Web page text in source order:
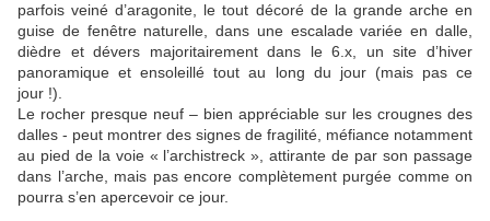
parfois veiné d’aragonite, le tout décoré de la grande arche en
guise de fenêtre naturelle, dans une escalade variée en dalle,
dièdre et dévers majoritairement dans le 6.x, un site d’hiver
panoramique et ensoleillé tout au long du jour (mais pas ce
jour !).
Le rocher presque neuf – bien appréciable sur les crougnes des
dalles - peut montrer des signes de fragilité, méfiance notamment
au pied de la voie « l’archistreck », attirante de par son passage
dans l’arche, mais pas encore complètement purgée comme on
pourra s’en apercevoir ce jour.